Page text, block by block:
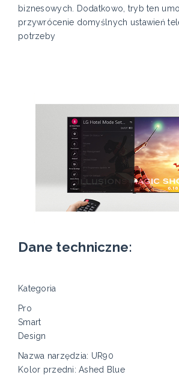
biznesowych. Dodatkowo, tryb ten
przywrócenie domyślnych ustawień
potrzeby
Dane techniczne:
Kategoria
Pro
Smart
Design
Nazwa narzędzia: UR90
Kolor przedni: Ashed Blue